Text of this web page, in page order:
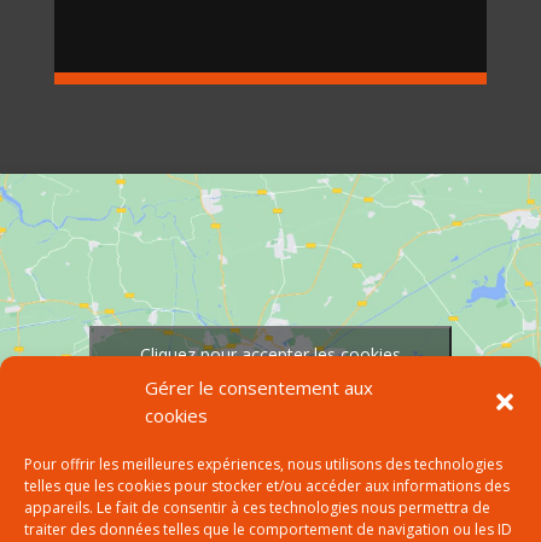
Gérer le consentement aux
cookies
Pour offrir les meilleures expériences, nous utilisons des technologies
telles que les cookies pour stocker et/ou accéder aux informations des
appareils. Le fait de consentir à ces technologies nous permettra de
traiter des données telles que le comportement de navigation ou les ID
Cliquez pour accepter les cookies
marketing et activer ce contenu